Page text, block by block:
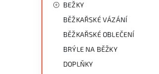
BEŽKY
BĚŽKAŘSKÉ VÁZÁNÍ
BĚŽKAŘSKÉ OBLEČENÍ
BRÝLE NA BĚŽKY
DOPLŇKY